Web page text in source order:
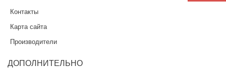
Контакты
Карта сайта
Производители
ДОПОЛНИТЕЛЬНО